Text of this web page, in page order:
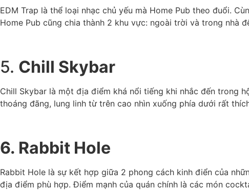
EDM Trap là thể loại nhạc chủ yếu mà Home Pub theo đuổi.
Home Pub cũng chia thành 2 khu vực: ngoài trời và trong nhà
5. Chill Skybar
Chill Skybar là một địa điểm khá nổi tiếng khi nhắc đến trong
thoáng đãng, lung linh từ trên cao nhìn xuống phía dưới rất
6. Rabbit Hole
Rabbit Hole là sự kết hợp giữa 2 phong cách kinh điển của
địa điểm phù hợp. Điểm mạnh của quán chính là các món